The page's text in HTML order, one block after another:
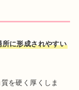
に形成されやすい
を硬く厚くしま